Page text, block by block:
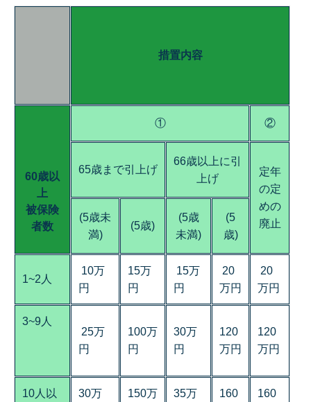
措置内容
60歳以
上
被保険
者数
① ②
65歳まで引上げ
66歳以上に引
上げ
定年
の定
めの
廃止
(5歳未
満)
(5歳)
(5歳
未満)
(5
歳)
1~2人
10万
円
15万
円
15万
円
20
万円
20
万円
3~9人
25万
円
100万
円
30万
円
120
万円
120
万円
10人以 30万 150万 35万 160 160